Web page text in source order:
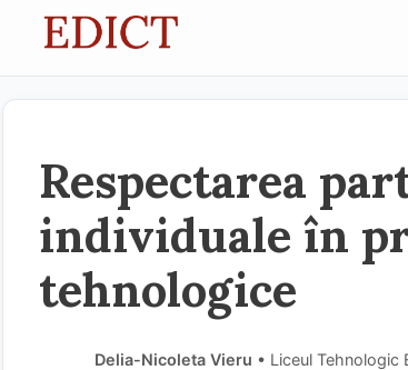
Respectarea
individuale în
tehnologice
Delia-Nicoleta Vieru • Liceul Tehnologic